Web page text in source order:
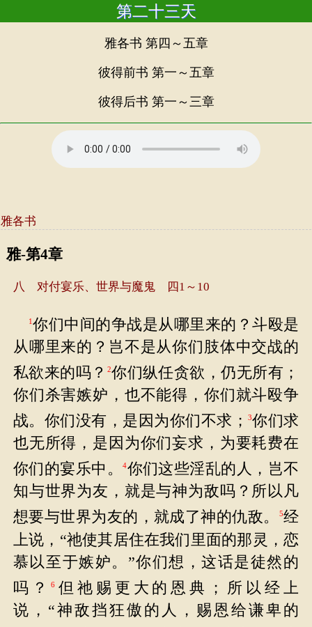
第二十三天
雅各书 第四～五章
彼得前书 第一～五章
彼得后书 第一～三章
雅各书
雅-第4章
八 对付宴乐、世界与魔鬼 四1～10
1你们中间的争战是从哪里来的？斗殴是
从哪里来的？岂不是从你们肢体中交战的
私欲来的吗？ 2你们纵任贪欲，仍无所有；
你们杀害嫉妒，也不能得，你们就斗殴争
战。你们没有，是因为你们不求；
3你们求
也无所得，是因为你们妄求，为要耗费在
你们的宴乐中。4你们这些淫乱的人，岂不
知与世界为友，就是与神为敌吗？所以凡
想要与世界为友的，就成了神的仇敌。
5经
上说，“祂使其居住在我们里面的那灵，恋
慕以至于嫉妒。”你们想，这话是徒然的
吗？
6但祂赐更大的恩典；所以经上
说，“神敌挡狂傲的人，赐恩给谦卑的